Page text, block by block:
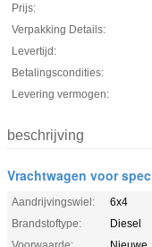
Prijs:
Verpakking Details:
Levertijd:
Betalingscondities:
Levering vermogen:
beschrijving
Vrachtwagen voor
Aandrijvingswiel:
6x4
Brandstoftype:
Diesel